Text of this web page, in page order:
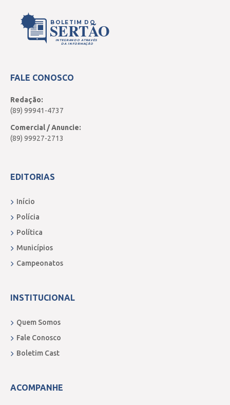
BOLETIM DO
SERTÃO
INTEGRANDO ATRAVÉS
DA INFORMAÇÃO
FALE CONOSCO
Redação:
(89) 99941-4737
Comercial / Anuncie:
(89) 99927-2713
EDITORIAS
Início
Polícia
Política
Municípios
Campeonatos
INSTITUCIONAL
Quem Somos
Fale Conosco
Boletim Cast
ACOMPANHE